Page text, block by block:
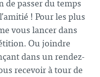
de passer du temps
! Pour les plus
vous lancer dans
Ou joindre
dans un rendez-
recevoir à tour de